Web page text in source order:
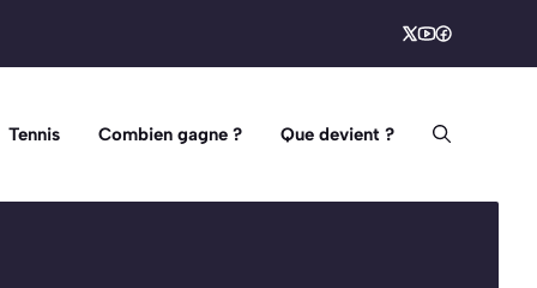
Tennis Combien gagne ? Que devient ?